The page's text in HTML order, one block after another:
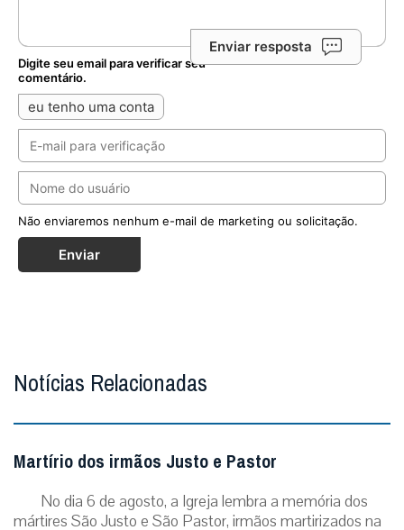
Enviar resposta
Digite seu email para verificar seu
comentário.
eu tenho uma conta
Não enviaremos nenhum e-mail de marketing ou solicitação.
Enviar
Notícias Relacionadas
Martírio dos irmãos Justo e Pastor
No dia 6 de agosto, a Igreja lembra a memória dos
mártires São Justo e São Pastor, irmãos martirizados na